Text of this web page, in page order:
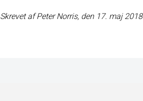
Skrevet af Peter Norris, den 17. maj 2018